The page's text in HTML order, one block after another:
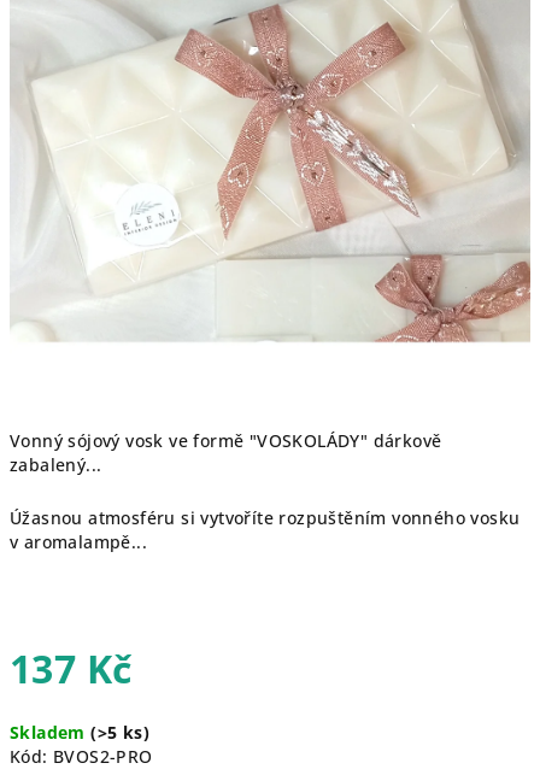
Vonný sójový vosk ve formě "VOSKOLÁDY" dárkově
zabalený...
Úžasnou atmosféru si vytvoříte rozpuštěním vonného vosku
v aromalampě...
137 Kč
cena:
Skladem(>5 ks)
Kód: BVOS2-PRO